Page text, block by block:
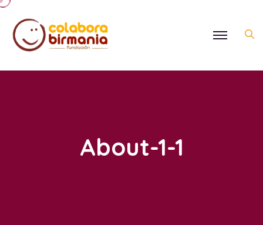
About-1-1